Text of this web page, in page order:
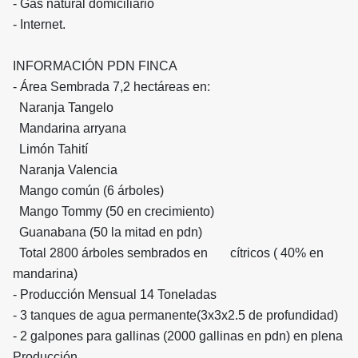
- Gas natural domiciliario
- Internet.
INFORMACIÓN PDN FINCA
- Área Sembrada 7,2 hectáreas en:
Naranja Tangelo
Mandarina arryana
Limón Tahití
Naranja Valencia
Mango común (6 árboles)
Mango Tommy (50 en crecimiento)
Guanabana (50 la mitad en pdn)
Total 2800 árboles sembrados en cítricos ( 40% en
mandarina)
- Producción Mensual 14 Toneladas
- 3 tanques de agua permanente(3x3x2.5 de profundidad)
- 2 galpones para gallinas (2000 gallinas en pdn) en plena